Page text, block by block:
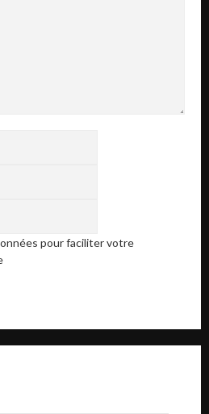
pour faciliter votre